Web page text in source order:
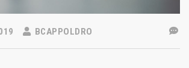
BCAPPOLDRO